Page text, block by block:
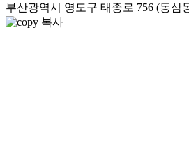
부산광역시 영도구 태종로 756 (동삼
복사